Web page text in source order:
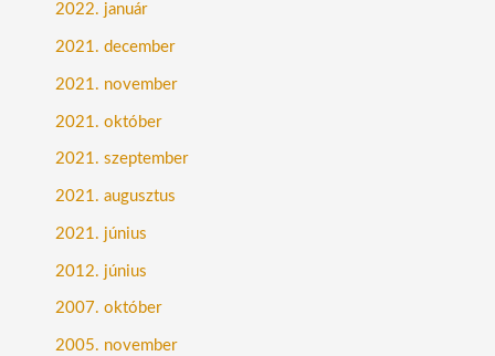
2022. január
2021. december
2021. november
2021. október
2021. szeptember
2021. augusztus
2021. június
2012. június
2007. október
2005. november